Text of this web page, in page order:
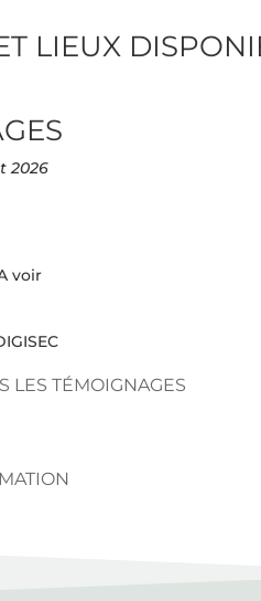
LIEUX
2026
voir
LES TÉMOIGNAGES